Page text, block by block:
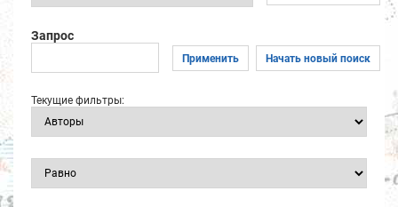
Партнеры
Найти
Запрос
Применить Начать новый поиск
Текущие фильтры: